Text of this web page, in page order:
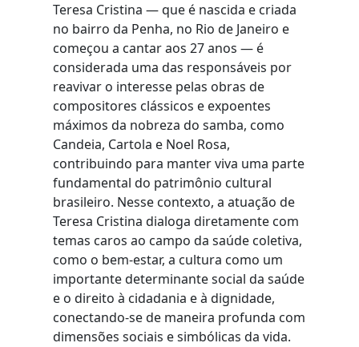
Teresa Cristina — que é nascida e criada
no bairro da Penha, no Rio de Janeiro e
começou a cantar aos 27 anos — é
considerada uma das responsáveis por
reavivar o interesse pelas obras de
compositores clássicos e expoentes
máximos da nobreza do samba, como
Candeia, Cartola e Noel Rosa,
contribuindo para manter viva uma parte
fundamental do patrimônio cultural
brasileiro. Nesse contexto, a atuação de
Teresa Cristina dialoga diretamente com
temas caros ao campo da saúde coletiva,
como o bem-estar, a cultura como um
importante determinante social da saúde
e o direito à cidadania e à dignidade,
conectando-se de maneira profunda com
dimensões sociais e simbólicas da vida.